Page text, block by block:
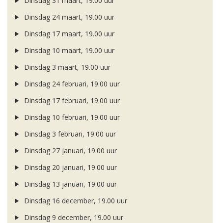
Dinsdag 24 maart, 19.00 uur
Dinsdag 17 maart, 19.00 uur
Dinsdag 10 maart, 19.00 uur
Dinsdag 3 maart, 19.00 uur
Dinsdag 24 februari, 19.00 uur
Dinsdag 17 februari, 19.00 uur
Dinsdag 10 februari, 19.00 uur
Dinsdag 3 februari, 19.00 uur
Dinsdag 27 januari, 19.00 uur
Dinsdag 20 januari, 19.00 uur
Dinsdag 13 januari, 19.00 uur
Dinsdag 16 december, 19.00 uur
Dinsdag 9 december, 19.00 uur